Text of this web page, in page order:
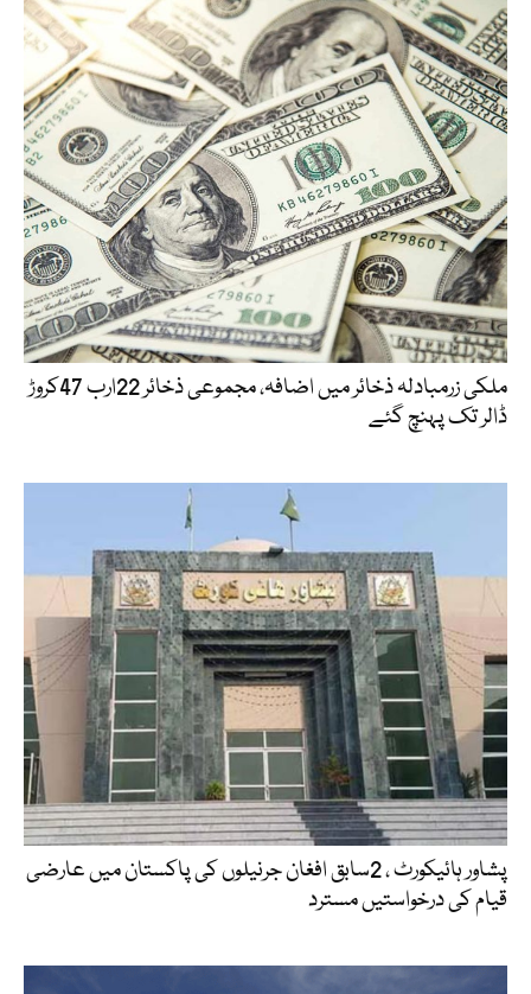
ملکی زرمبادلہ ذخائر میں اضافہ، مجموعی ذخائر 22ارب 47کروڑ
ڈالر تک پہنچ گئے
پشاور ہائیکورٹ ، 2سابق افغان جرنیلوں کی پاکستان میں عارضی
قیام کی درخواستیں مسترد